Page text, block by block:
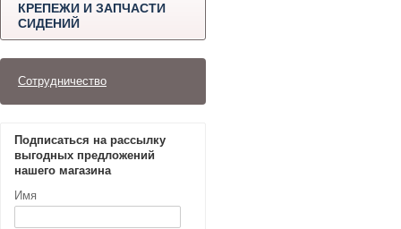
КРЕПЕЖИ И ЗАПЧАСТИ
СИДЕНИЙ
Сотрудничество
Подписаться на рассылку
выгодных предложений
нашего магазина
Имя